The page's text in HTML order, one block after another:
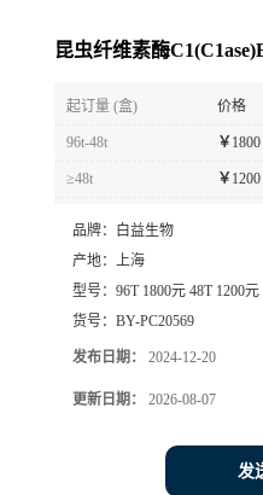
昆虫纤维素酶
起订量 (盒) 价格
96t-48t ￥
≥48t ￥
品牌：
白益生物
产地： 上海
型号： 96T 1800元 48T 1200元
货号： BY-PC20569
发布日期： 2024-12-20
更新日期： 2026-08-07
发